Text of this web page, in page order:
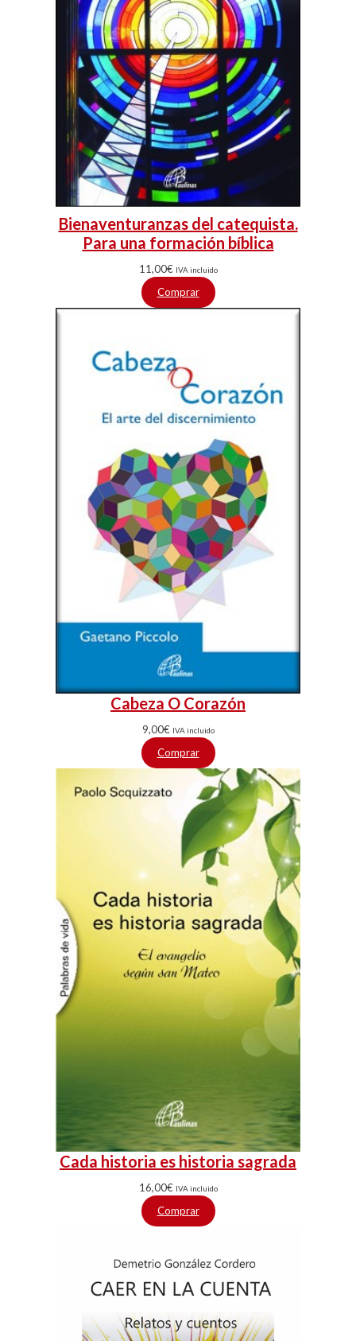
Bienaventuranzas del catequista.
Para una formación bíblica
11,00€ IVA incluido
Comprar
Cabeza O Corazón
9,00€ IVA incluido
Comprar
Cada historia es historia sagrada
16,00€ IVA incluido
Comprar